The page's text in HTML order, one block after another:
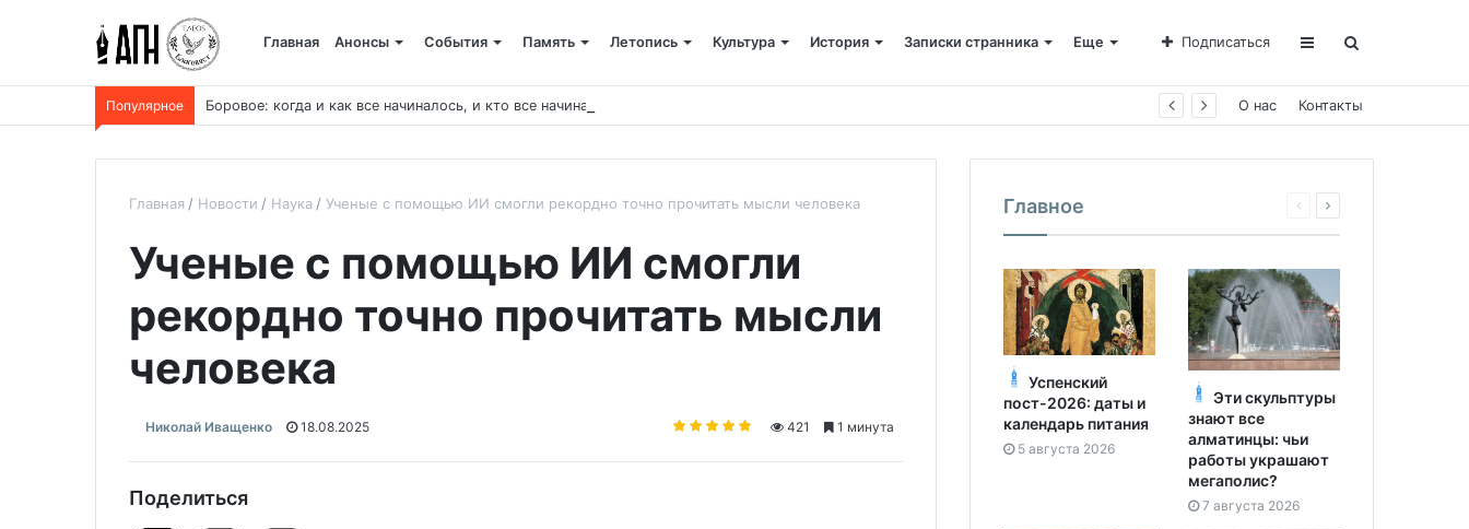
Главная Анонсы События Память Летопись Культура История Записки странника Еще Подписаться
Популярное Боровое: когда и как все начиналось, и кто все начинал О нас Контакты
Главная Новости Наука Ученые с помощью ИИ смогли рекордно точно прочитать мысли человека
Ученые с помощью ИИ смогли
рекордно точно прочитать мысли
человека
Николай Иващенко 18.08.2025 421 1 минута
Поделиться
Главное
Успенский
пост-2026: даты и
календарь питания
5 августа 2026
Эти скульптуры
знают все
алматинцы: чьи
работы украшают
мегаполис?
7 августа 2026